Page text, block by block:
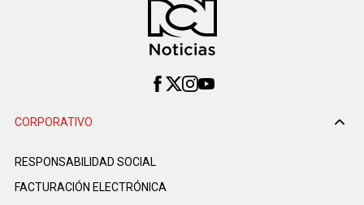
CORPORATIVO
RESPONSABILIDAD SOCIAL
FACTURACIÓN ELECTRÓNICA